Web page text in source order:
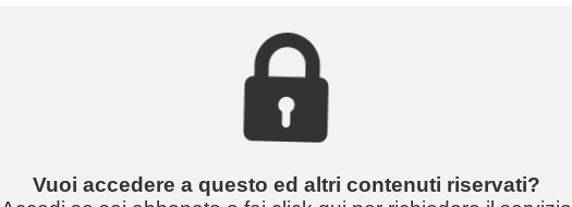
Vuoi accedere a questo ed altri contenuti riservati?